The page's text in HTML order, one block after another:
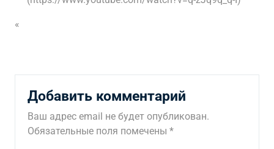
«
Добавить комментарий
Ваш адрес email не будет опубликован.
Обязательные поля помечены *